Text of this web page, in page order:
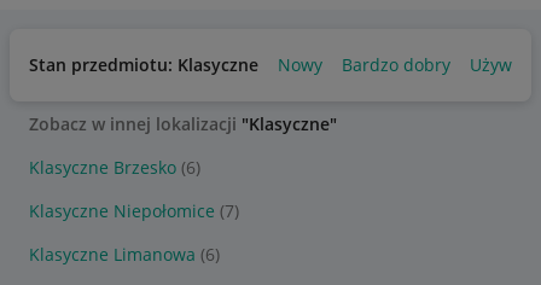
Stan przedmiotu: Klasyczne Nowy Bardzo dobry Używany
Zobacz w innej lokalizacji "Klasyczne"
Klasyczne Brzesko (6)
Klasyczne Niepołomice (7)
Klasyczne Limanowa (6)